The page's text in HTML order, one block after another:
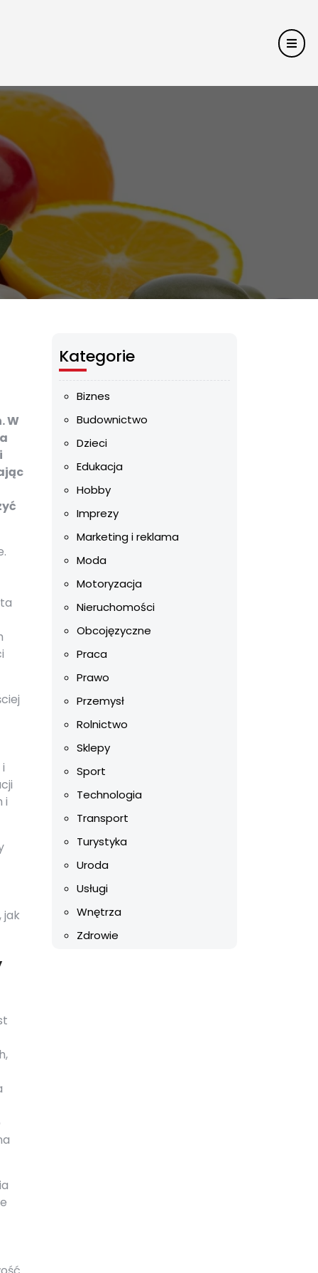
W
i
jak
Kategorie
Biznes
Budownictwo
Dzieci
Edukacja
Hobby
Imprezy
Marketing i reklama
Moda
Motoryzacja
Nieruchomości
Obcojęzyczne
Praca
Prawo
Przemysł
Rolnictwo
Sklepy
Sport
Technologia
Transport
Turystyka
Uroda
Usługi
Wnętrza
Zdrowie